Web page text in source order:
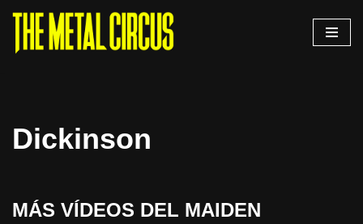
Saltar
Dickinson
MÁS VÍDEOS DEL MAIDEN